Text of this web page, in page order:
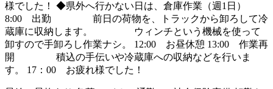
様でした！ ◆県外へ行かない日は、倉庫作業（週1日）
8:00 出勤 前日の荷物を、トラックから卸ろして冷
蔵庫に収納します。 ウィンチという機械を使って
卸すので手卸ろし作業ナシ。 12:00 お昼休憩 13:00 作業再
開 積込の手伝いや冷蔵庫への収納などを行いま
す。 17：00 お疲れ様でした！